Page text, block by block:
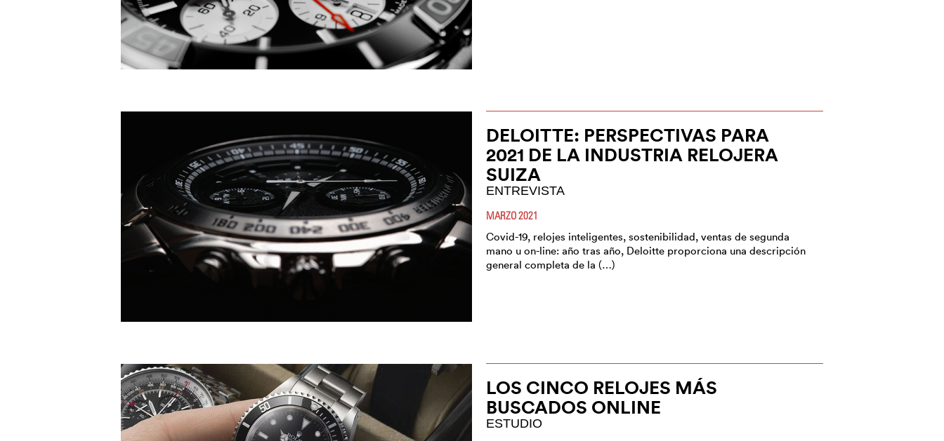
DELOITTE: PERSPECTIVAS PARA
2021 DE LA INDUSTRIA RELOJERA
SUIZA
ENTREVISTA
MARZO 2021
Covid-19, relojes inteligentes, sostenibilidad, ventas de segunda
mano u on-line: año tras año, Deloitte proporciona una descripción
general completa de la (…)
LOS CINCO RELOJES MÁS
BUSCADOS ONLINE
ESTUDIO